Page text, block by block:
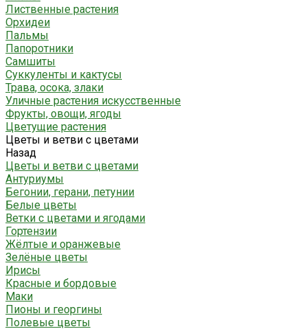
Лиственные растения
Орхидеи
Пальмы
Папоротники
Самшиты
Суккуленты и кактусы
Трава, осока, злаки
Уличные растения искусственные
Фрукты, овощи, ягоды
Цветущие растения
Цветы и ветви с цветами
Назад
Цветы и ветви с цветами
Антуриумы
Бегонии, герани, петунии
Белые цветы
Ветки с цветами и ягодами
Гортензии
Жёлтые и оранжевые
Зелёные цветы
Ирисы
Красные и бордовые
Маки
Пионы и георгины
Полевые цветы